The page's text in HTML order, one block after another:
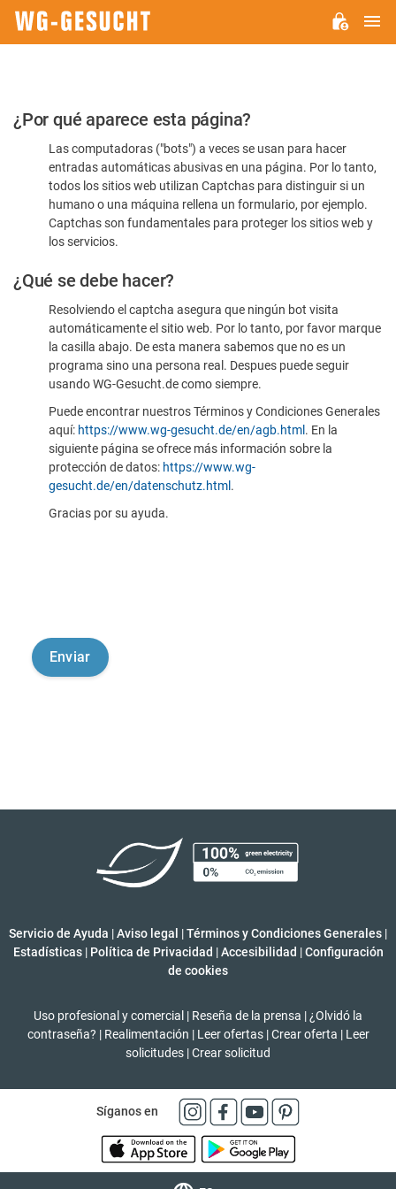
Por
favor,
confirme
humano
¿Por qué aparece esta página?
Las computadoras ("bots") a veces se usan para hacer
entradas automáticas abusivas en una página. Por lo tanto,
todos los sitios web utilizan Captchas para distinguir si un
humano o una máquina rellena un formulario, por ejemplo.
Captchas son fundamentales para proteger los sitios web y
los servicios.
¿Qué se debe hacer?
Resolviendo el captcha asegura que ningún bot visita
automáticamente el sitio web. Por lo tanto, por favor marque
la casilla abajo. De esta manera sabemos que no es un
programa sino una persona real. Despues puede seguir
usando WG-Gesucht.de como siempre.
Puede encontrar nuestros Términos y Condiciones Generales
aquí: https://www.wg-gesucht.de/en/agb.html . En la
siguiente página se ofrece más información sobre la
protección de datos: https://www.wg-
gesucht.de/en/datenschutz.html .
Gracias por su ayuda.
Servicio de Ayuda |Aviso legal |Términos y Condiciones Generales |
Estadísticas | Política de Privacidad | Accesibilidad | Configuración
de cookies
Uso profesional y comercial | Reseña de la prensa | ¿Olvidó la
contraseña? | Realimentación | Leer ofertas | Crear oferta | Leer
solicitudes |Crear solicitud
Síganos en